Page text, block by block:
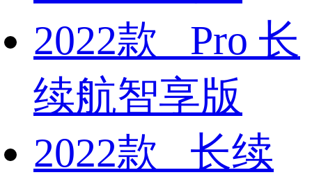
2022款 Pro 长
续航智享版
2022款 长续